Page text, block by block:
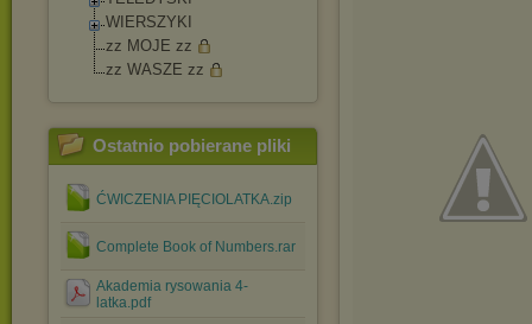
WIERSZYKI
zz MOJE zz
zz WASZE zz
Ostatnio pobierane pliki
ĆWICZENIA PIĘCIOLATKA.zip
Complete Book of Numbers.rar
Akademia rysowania 4-
latka.pdf